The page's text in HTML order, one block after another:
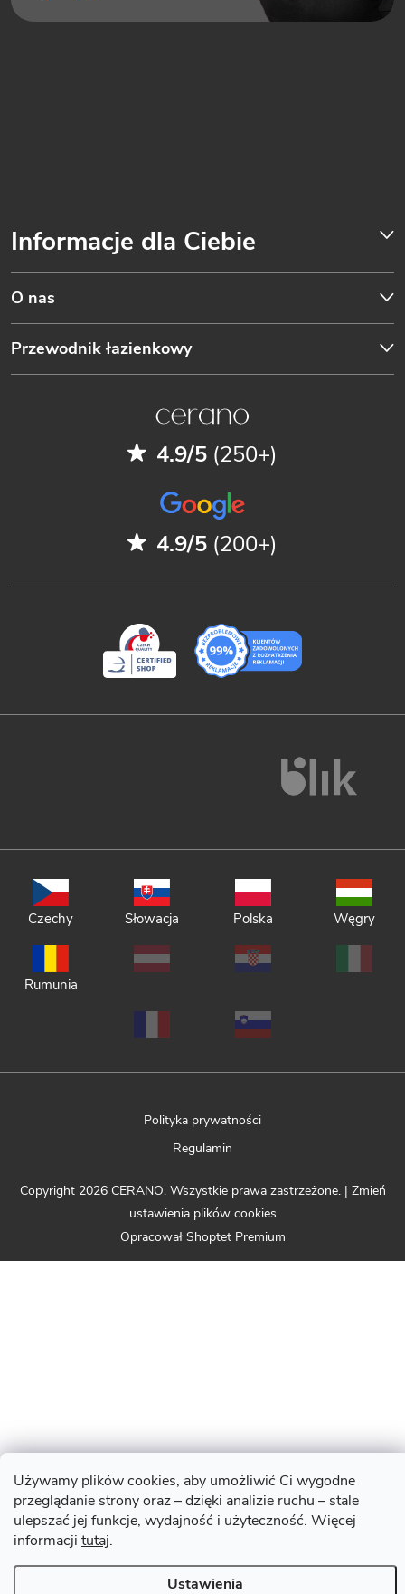
Używamy plików cookies, aby umożliwić Ci wygodne
przeglądanie strony oraz – dzięki analizie ruchu – stale
ulepszać jej funkcje, wydajność i użyteczność. Więcej
informacji tutaj.
Ustawienia
Informacje dla Ciebie
O nas
Przewodnik łazienkowy
4.9/5 (250+)
4.9/5 (200+)
Czechy Słowacja Polska Węgry
Rumunia
Polityka prywatności
Regulamin
Opracował Shoptet Premium
Copyright 2026 CERANO. Wszystkie prawa zastrzeżone. | Zmień
ustawienia plików cookies